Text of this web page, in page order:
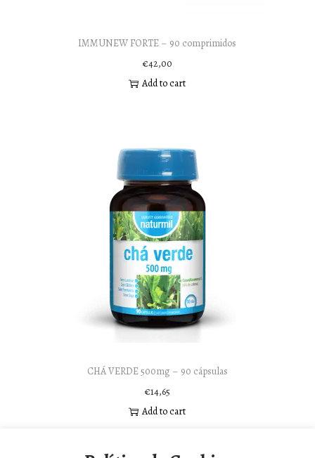
IMMUNEW FORTE – 90 comprimidos
€42,00
Add to cart
CHÁ VERDE 500mg – 90 cápsulas
€14,65
Add to cart